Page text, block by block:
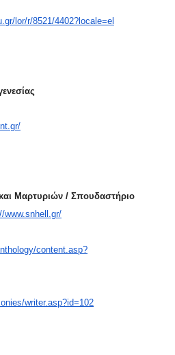
lor/r/8521/4402?locale=el
Μαρτυριών / Σπουδαστήριο
www.snhell.gr/
content.asp?
writer.asp?id=102